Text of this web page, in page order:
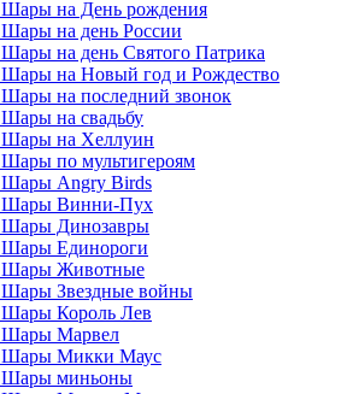
Шары на День рождения
Шары на день России
Шары на день Святого Патрика
Шары на Новый год и Рождество
Шары на последний звонок
Шары на свадьбу
Шары на Хеллуин
Шары по мультигероям
Шары Angry Birds
Шары Винни-Пух
Шары Динозавры
Шары Единороги
Шары Животные
Шары Звездные войны
Шары Король Лев
Шары Марвел
Шары Микки Маус
Шары миньоны